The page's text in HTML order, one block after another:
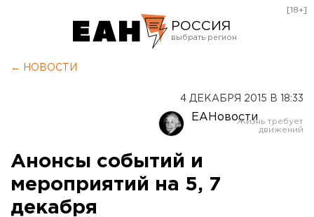
РОССИЯ
Оренбург
[18+]
← НОВОСТИ
4 ДЕКАБРЯ 2015 В 18:33
ЕАНовости
Анонсы событий и
мероприятий на 5, 7
декабря